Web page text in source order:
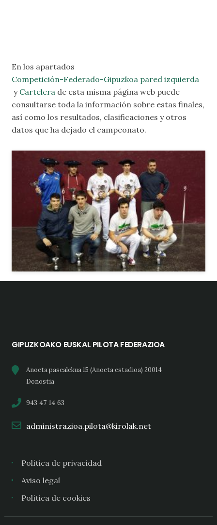
En los apartados
Competición-Federado-Gipuzkoa pared izquierda
y Cartelera de esta misma página web puede
consultarse toda la información sobre estas finales,
así como los resultados, clasificaciones y otros
datos que ha dejado el campeonato.
GIPUZKOAKO EUSKAL PILOTA FEDERAZIOA
Anoeta pasealekua 15 (Anoeta estadioa) 20014
Donostia
943 47 14 63
administrazioa.pilota@kirolak.net
Política de privacidad
Aviso legal
Política de cookies